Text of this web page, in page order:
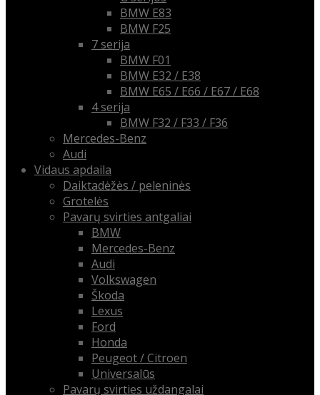
BMW E83
BMW F25
7 serija
BMW F01
BMW E32 / E38
BMW E65 / E66 / E67 / E68
4 serija
BMW F32 / F33 / F36
Mercedes-Benz
Audi
Vidaus apdaila
Daiktadėžės / peleninės
Grotelės
Pavarų svirties antgaliai
BMW
Mercedes-Benz
Audi
Volkswagen
Škoda
Lexus
Ford
Honda
Peugeot / Citroen
Universalūs
Pavarų svirties uždangalai